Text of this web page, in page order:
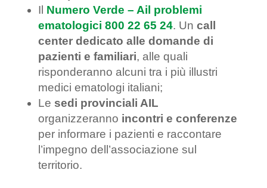
Il Numero Verde – Ail problemi
ematologici 800 22 65 24. Un call
center dedicato alle domande di
pazienti e familiari, alle quali
risponderanno alcuni tra i più illustri
medici ematologi italiani;
Le sedi provinciali AIL
organizzeranno incontri e conferenze
per informare i pazienti e raccontare
l’impegno dell’associazione sul
territorio.